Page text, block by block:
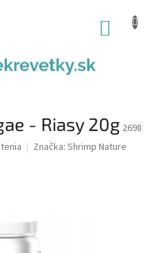
- Riasy 20g 2698
Značka: Shrimp Nature